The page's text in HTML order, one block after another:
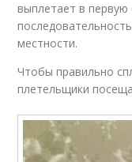
выплетает в первую
местности.
Чтобы правильно
плетельщики